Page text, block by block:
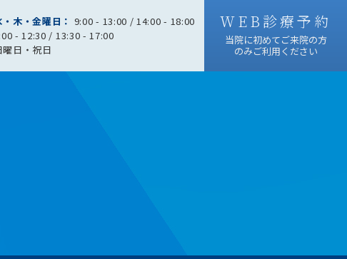
木・金曜日： 9:00 - 13:00 / 14:00 - 18:00
- 12:30 / 13:30 - 17:00
曜日・祝日
WEB診療予約
当院に初めてご来院の方
のみご利用ください